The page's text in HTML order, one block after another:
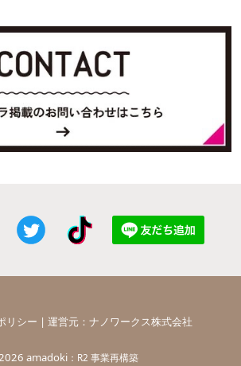
リシー | 運営元： ナノワークス株式会社
amadoki ：R2 事業再構築